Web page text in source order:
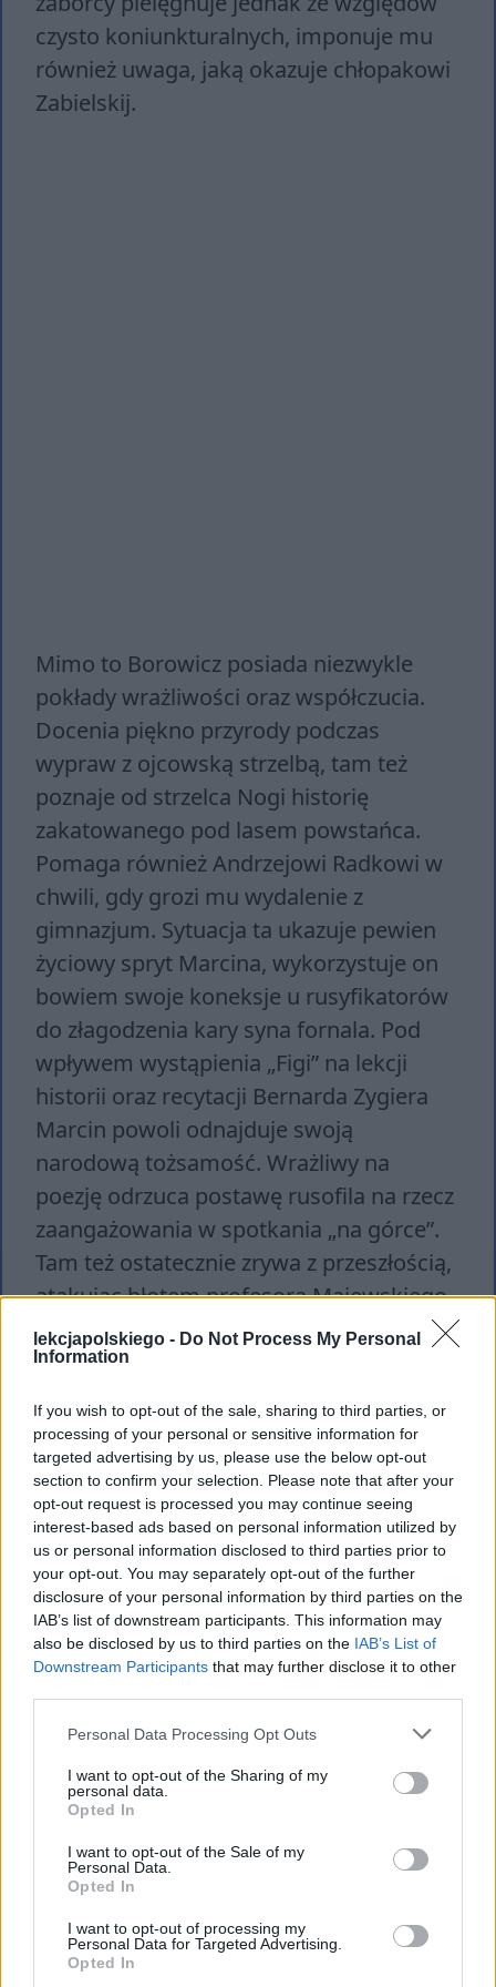
lekcjapolskiego - Do Not Process My Personal
Information
If you wish to opt-out of the sale, sharing to third parties, or
processing of your personal or sensitive information for
targeted advertising by us, please use the below opt-out
section to confirm your selection. Please note that after your
opt-out request is processed you may continue seeing
interest-based ads based on personal information utilized by
us or personal information disclosed to third parties prior to
your opt-out. You may separately opt-out of the further
disclosure of your personal information by third parties on the
IAB’s list of downstream participants. This information may
also be disclosed by us to third parties on the IAB’s List of
Downstream Participants that may further disclose it to other
Personal Data Processing Opt Outs
I want to opt-out of the Sharing of my
personal data.
Opted In
I want to opt-out of the Sale of my
Personal Data.
Opted In
I want to opt-out of processing my
Personal Data for Targeted Advertising.
Opted In
czysto koniunkturalnych, imponuje mu
również uwaga, jaką okazuje chłopakowi
Zabielskij.
Mimo to Borowicz posiada niezwykle
pokłady wrażliwości oraz współczucia.
Docenia piękno przyrody podczas
wypraw z ojcowską strzelbą, tam też
poznaje od strzelca Nogi historię
zakatowanego pod lasem powstańca.
Pomaga również Andrzejowi Radkowi w
chwili, gdy grozi mu wydalenie z
gimnazjum. Sytuacja ta ukazuje pewien
życiowy spryt Marcina, wykorzystuje on
bowiem swoje koneksje u rusyfikatorów
do złagodzenia kary syna fornala. Pod
wpływem wystąpienia „Figi” na lekcji
historii oraz recytacji Bernarda Zygiera
Marcin powoli odnajduje swoją
narodową tożsamość. Wrażliwy na
poezję odrzuca postawę rusofila na rzecz
zaangażowania w spotkania „na górce”.
Tam też ostatecznie zrywa z przeszłością,
atakując błotem profesora Majewskiego
– przykład karierowicza i zdrajcy narodu.
Koniec powieści zastaje go jako
człowieka o otwartych horyzontach i
wielkiej wrażliwości, którą wyraża płacz
po nieszczęśliwej miłości do „Biruty”.
Marcin Borowicz początkowo nie budzi
sympatii, wydaje się bowiem
koniunkturalistą o niezwykle słabej woli.
Taka konstrukcja postaci oddaje jednak
dramatyczne losy młodych ludzi,
rusyfikacjiw XIX wieku. Borowicz, nie
mając skąd czerpać patriotycznych
wzorców (jego ojciec miał o powstaniu
złe zdanie ze względu na wieloletnie
więzienie i konfiskatę majątku w jego
następstwie) nie miał na czym opierać
swojego sprzeciwu wobec zaborcy.